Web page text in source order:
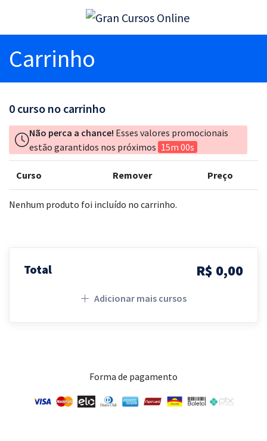
Carrinho
0 curso no carrinho
Não perca a chance! Esses valores promocionais
estão garantidos nos próximos 15m 00s
Curso Remover Preço
Nenhum produto foi incluído no carrinho.
Total R$ 0,00
Adicionar mais cursos
Forma de pagamento